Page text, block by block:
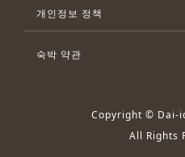
개인정보 정책
숙박 약관
Copyright © Dai-
All Rights